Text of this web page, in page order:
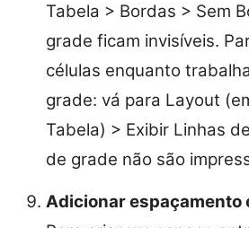
Tabela > Bordas > Sem
grade ficam invisíveis.
células enquanto
grade: vá para Layout
Tabela) > Exibir Linhas
de grade não são
Adicionar espaçamento